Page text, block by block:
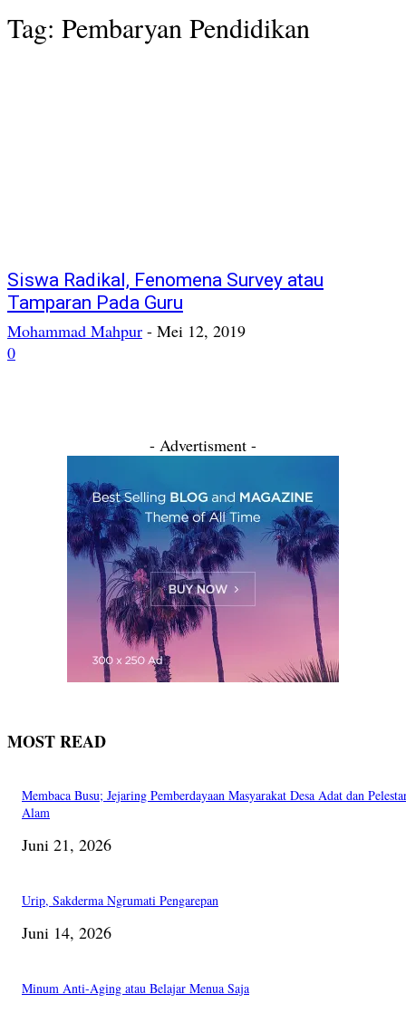
Tag: Pembaryan Pendidikan
Siswa Radikal, Fenomena Survey atau
Tamparan Pada Guru
Mohammad Mahpur - Mei 12, 2019
0
- Advertisment -
MOST READ
Membaca Busu; Jejaring Pemberdayaan Masyarakat Desa Adat dan
Alam
Juni 21, 2026
Urip, Sakderma Ngrumati Pengarepan
Juni 14, 2026
Minum Anti-Aging atau Belajar Menua Saja